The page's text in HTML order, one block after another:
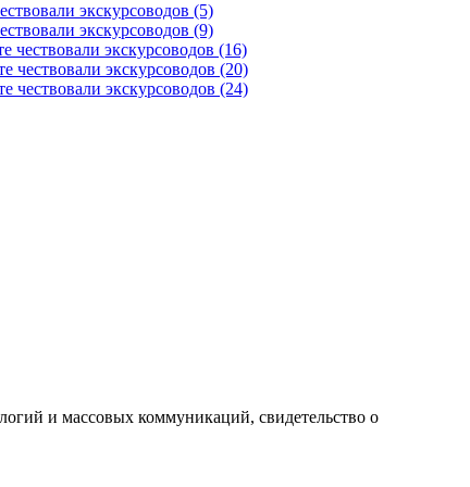
и массовых коммуникаций, свидетельство о